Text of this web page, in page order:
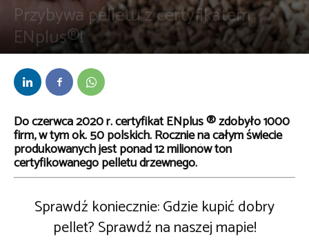
Przybywa pelletu z certyfikatem
ENplus®!
Do czerwca 2020 r. certyfikat ENplus ® zdobyło 1000
firm, w tym ok. 50 polskich. Rocznie na całym świecie
produkowanych jest ponad 12 milionów ton
certyfikowanego pelletu drzewnego.
Sprawdź koniecznie:Gdzie kupić dobry
pellet? Sprawdź na naszej mapie!